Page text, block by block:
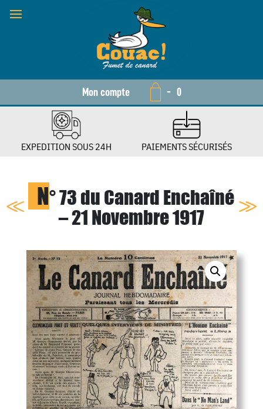
Mon compte - 0
EXPEDITION SOUS 24H PAIEMENTS SÉCURISÉS
N° 73 du Canard Enchaîné
– 21 Novembre 1917